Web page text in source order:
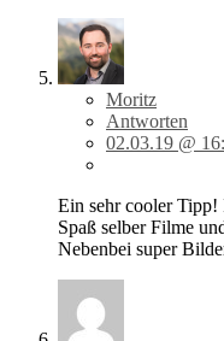
Moritz
Antworten
02.03.19 @
Ein sehr cooler
Spaß selber Filme
Nebenbei super